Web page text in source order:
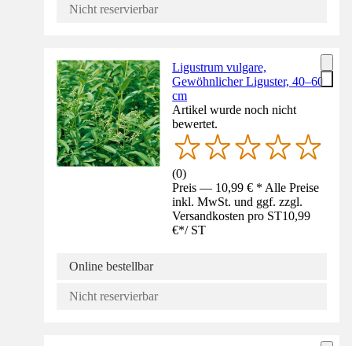
Nicht reservierbar
Ligustrum vulgare,
Gewöhnlicher Liguster, 40–60
cm
Artikel wurde noch nicht
bewertet.
(0)
Preis — 10,99 € * Alle Preise
inkl. MwSt. und ggf. zzgl.
Versandkosten pro ST10,99
€*/ ST
Online bestellbar
Nicht reservierbar